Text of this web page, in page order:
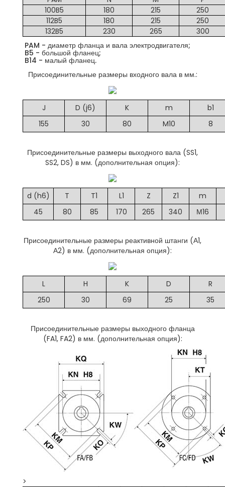
100B5
180 215
250
112B5
180 215
250
132B5
230 265
300
PAM - диаметр фланца и вала электродвигателя;
B5 - большой фланец;
B14 - малый фланец.
Присоединительные размеры входного вала в мм.:
J D (j6) K m
b1
155
30 80 M10 8
Присоединительные размеры выходного вала (SS1,
SS2, DS) в мм. (дополнительная опция):
d (h6) T T1 L1 Z Z1
m
45
80 85 170 265 340 М16
Присоединительные размеры реактивной штанги (А1,
А2) в мм. (дополнительная опция):
L H K D
R
250
30 69 25 35
Присоединительные размеры выходного фланца
(FA1, FA2) в мм. (дополнительная опция):
>